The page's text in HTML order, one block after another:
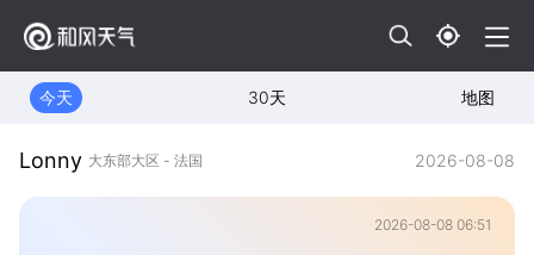
今天 30天 地图
Lonny 大东部大区 - 法国 2026-08-08
2026-08-08 06:51